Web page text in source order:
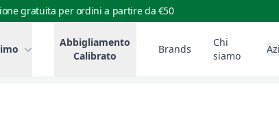
gratuita per ordini a partire da €50
Abbigliamento
Calibrato
Brands
Chi
siamo